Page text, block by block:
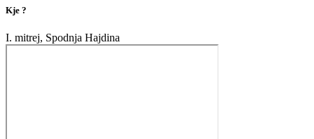
Kje ?
I. mitrej, Spodnja Hajdina